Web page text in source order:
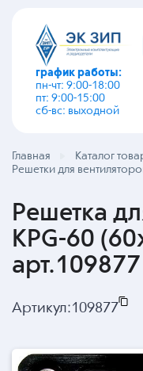
график работы:
пн-чт: 9:00-18:00
пт: 9:00-15:00
сб-вс: выходной
Главная Каталог
Решетки для
Решетка
KPG-60
арт.109877
Артикул:109877